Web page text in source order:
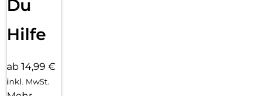
Du
Hilfe
ab 14,99 €
inkl. MwSt.